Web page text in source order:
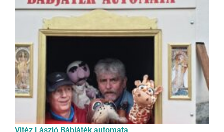
Vitéz László Bábjáték automata